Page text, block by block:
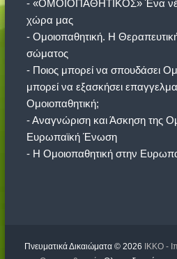
- «ΟΜΟΙΟΠΑΘΗΤΙΚΟΣ» Ένα
χώρα μας
- Ομοιοπαθητική. Η
σώματος
- Ποιος μπορεί να σπουδάσει
μπορεί να εξασκήσει
Ομοιοπαθητική;
- Αναγνώριση και Άσκηση της
Ευρωπαϊκή Ένωση
- Η Ομοιοπαθητική στην
Πνευματικά Δικαιώματα © 2026
ΙΚΚΟ -